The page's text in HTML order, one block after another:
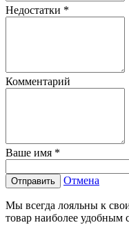
Недостатки *
Комментарий
Ваше имя *
Отправить Отмена
Мы всегда лояльны к
товар наиболее